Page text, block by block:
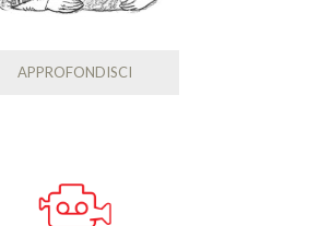
APPROFONDISCI